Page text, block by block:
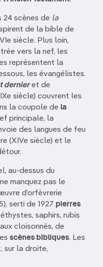
24 scènes de la
de la bible de
siècle. Plus loin,
vers la nef, les
représentent la
les évangélistes.
dernier et de
siècle) couvrent les
la coupole de la
principale, la
des langues de feu
(XIVe siècle) et le
au-dessus du
manquez pas le
d’orfèvrerie
serti de 1927 pierres
saphirs, rubis
cloisonnés, de
scènes bibliques. Les
sur la droite,